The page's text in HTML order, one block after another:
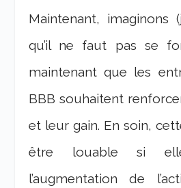
Maintenant, imaginons
qu’il ne faut pas se
maintenant que les
BBB souhaitent
et leur gain. En soin,
être louable si
l’augmentation de